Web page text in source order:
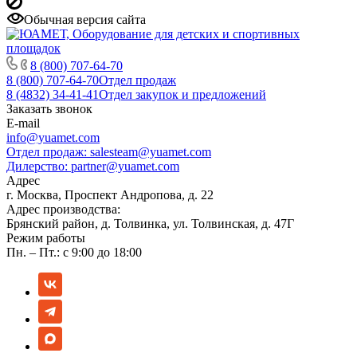
Обычная версия сайта
8 (800) 707-64-70
8 (800) 707-64-70Отдел продаж
8 (4832) 34-41-41Отдел закупок и предложений
Заказать звонок
E-mail
info@yuamet.com
Отдел продаж: salesteam@yuamet.com
Дилерство: partner@yuamet.com
Адрес
г. Москва, Проспект Андропова, д. 22
Адрес производства:
Брянский район, д. Толвинка, ул. Толвинская, д. 47Г
Режим работы
Пн. – Пт.: с 9:00 до 18:00